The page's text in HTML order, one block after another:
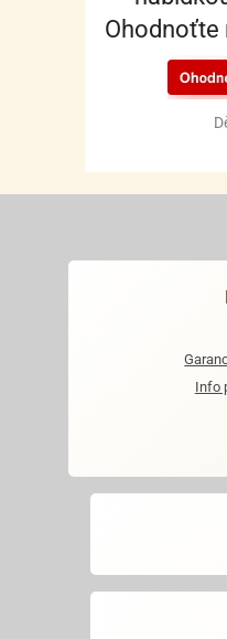
Ohodnoťte
Info